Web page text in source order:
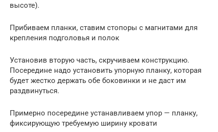
высоте).
Прибиваем планки, ставим стопоры с магнитами для
крепления подголовья и полок
Установив вторую часть, скручиваем конструкцию.
Посередине надо установить упорную планку, которая
будет жестко держать обе боковинки и не даст им
раздвинуться.
Примерно посередине устанавливаем упор — планку,
фиксирующую требуемую ширину кровати